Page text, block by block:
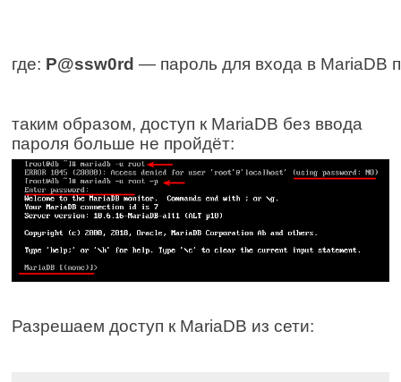
где: P@ssw0rd — пароль для входа в MariaDB
таким образом, доступ к MariaDB без ввода
пароля больше не пройдёт:
Разрешаем доступ к MariaDB из сети: